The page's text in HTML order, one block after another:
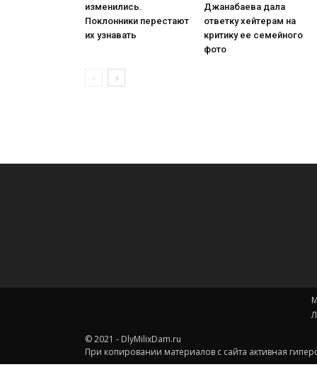
изменились.
Поклонники перестают
их узнавать
Джанабаева дала
ответку хейтерам на
критику ее семейного
фото
© 2021 - DlyMilixDam.ru
При копировании материалов с сайта активная